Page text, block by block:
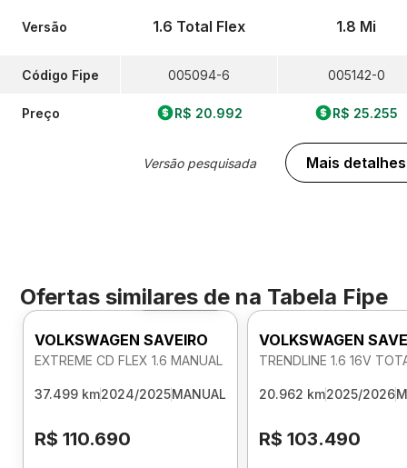
Versão
Código Fipe
Preço
1.6 Total Flex
005094-6
R$ 20.992
Versão pesquisada
1.8 Mi
005142-0
R$ 25.255
Mais detalhes
Ofertas similares de na Tabela Fipe
Foto 360º
VOLKSWAGEN SAVEIRO
EXTREME CD FLEX 1.6 MANUAL
37.499 km2024/2025MANUAL
R$ 110.690
VOLKSWAGEN
TRENDLINE 1.6 16V
20.962 km2025/2026
R$ 103.490